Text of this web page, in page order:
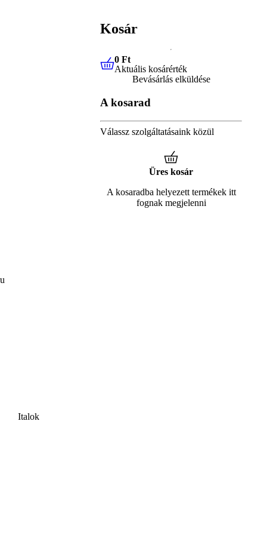
Italok
Kosár
0 FtAktuális kosárérték
0 Ft
Aktuális kosárérték
Bevásárlás elküldése
A kosarad
Válassz szolgáltatásaink közül
Üres kosár
A kosaradba helyezett termékek itt
fognak megjelenni